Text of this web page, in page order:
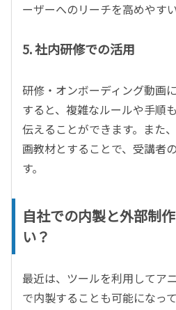
ーザーへのリーチを高めやす
5. 社内研修での活用
研修・オンボーディング動画
すると、複雑なルールや手順
伝えることができます。また
画教材とすることで、受講者
す。
自社での内製と外部制
い？
最近は、ツールを利用してア
で内製することも可能になっ